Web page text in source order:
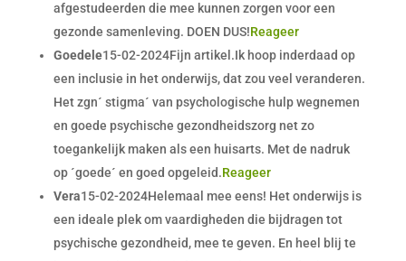
afgestudeerden die mee kunnen zorgen voor een
gezonde samenleving. DOEN DUS!Reageer
Goedele15-02-2024Fijn artikel.Ik hoop inderdaad op
een inclusie in het onderwijs, dat zou veel veranderen.
Het zgn´ stigma´ van psychologische hulp wegnemen
en goede psychische gezondheidszorg net zo
toegankelijk maken als een huisarts. Met de nadruk
op ´goede´ en goed opgeleid.Reageer
Vera15-02-2024Helemaal mee eens! Het onderwijs is
een ideale plek om vaardigheden die bijdragen tot
psychische gezondheid, mee te geven. En heel blij te